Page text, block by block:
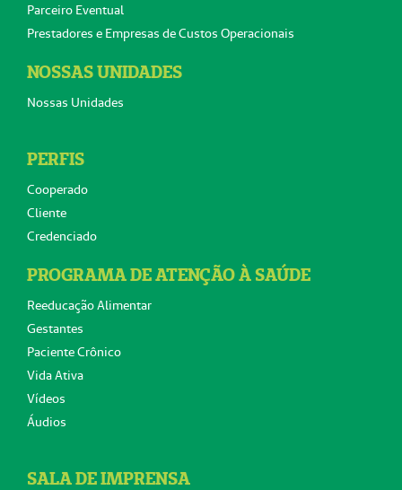
Parceiro Eventual
Prestadores e Empresas de Custos Operacionais
NOSSAS UNIDADES
Nossas Unidades
PERFIS
Cooperado
Cliente
Credenciado
PROGRAMA DE ATENÇÃO À SAÚDE
Reeducação Alimentar
Gestantes
Paciente Crônico
Vida Ativa
Vídeos
Áudios
SALA DE IMPRENSA